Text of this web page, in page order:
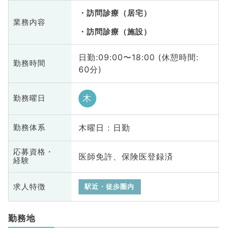
業務内容
訪問診療（居宅）
訪問診療（施設）
勤務時間
日勤:09:00〜18:00 (休憩時間:
60分)
勤務曜日 木
勤務体系 木曜日 : 日勤
応募資格・
経験
医師免許、保険医登録済
求人特徴 駅近・徒歩圏内
勤務地